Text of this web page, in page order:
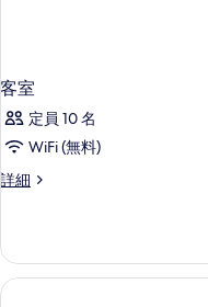
客室
定員 10 名
WiFi (無料)
詳細
客
細